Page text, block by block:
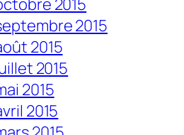
2015
2015
2015
2015
2015